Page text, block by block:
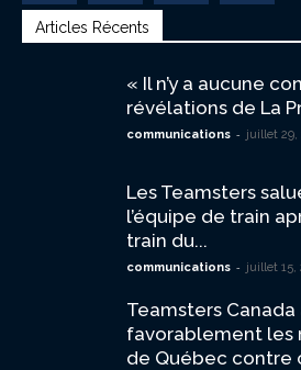
Articles Récents
« Il n’y a aucune
révélations de La
communications - juillet 29,
Les Teamsters
l’équipe de train
train du...
communications - juillet 15,
Teamsters
favorablement les
de Québec contre